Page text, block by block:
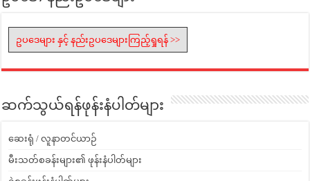
ဥပဒေများ နှင့် နည်းဥပဒေများကြည့်ရှုရန် >>
ဆက်သွယ်ရန်ဖုန်းနံပါတ်များ
ဆေးရုံ / လူနာတင်ယာဉ်
မီးသတ်စခန်းများ၏ ဖုန်းနံပါတ်များ